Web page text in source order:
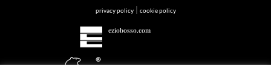
privacy policy| cookie policy
eziobosso.com